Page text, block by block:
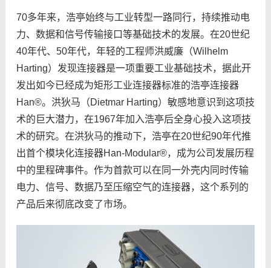
70多年来，浩亭始终与工业转型一路同行，持续推动电
力、数据和信号传输接口等基础技术的发展。在20世纪
40年代、50年代，年轻的工程师洪威廉（Wilhelm
Harting）发现连接器是一项重要工业基础技术，据此开
发出如今已经成为矩形工业连接器标准的浩亭连接器
Han®。洪狄马（Dietmar Harting）敏感地意识到这项技
术的巨大潜力，在1967年加入浩亭后全身心投入这项技
术的研究。在洪狄马的推动下，浩亭在20世纪90年代推
出首个模块化连接器Han-Modular®，成为公司发展历程
中的里程碑事件。作为首款可以在同一外壳内同时传输
电力、信号、数据乃至压缩空气的连接器，这个系列的
产品后来彻底改变了市场。